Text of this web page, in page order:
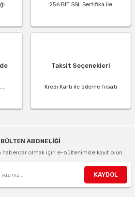
256 BIT SSL Sertifika ile
Taksit Seçenekleri
Kredi Kartı ile ödeme fırsatı
ABONELİĞİ
haberdar olmak için e-bültenimize kayıt olun.
KAYDOL